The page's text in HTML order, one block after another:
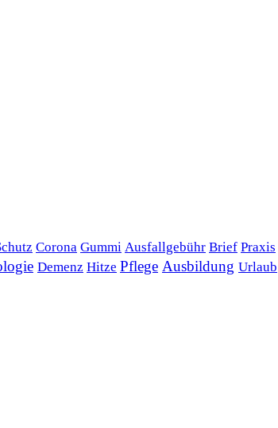
Corona Gummi Ausfallgebühr Brief Praxis
Demenz Hitze Pflege Ausbildung Urlaub